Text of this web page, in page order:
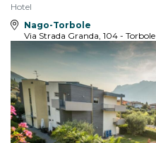
Hotel
Nago-Torbole
Via Strada Granda, 104 - Torbole